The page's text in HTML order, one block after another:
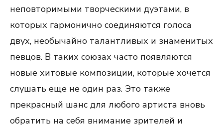
неповторимыми творческими дуэтами, в
которых гармонично соединяются голоса
двух, необычайно талантливых и знаменитых
певцов. В таких союзах часто появляются
новые хитовые композиции, которые хочется
слушать еще не один раз. Это также
прекрасный шанс для любого артиста вновь
обратить на себя внимание зрителей и